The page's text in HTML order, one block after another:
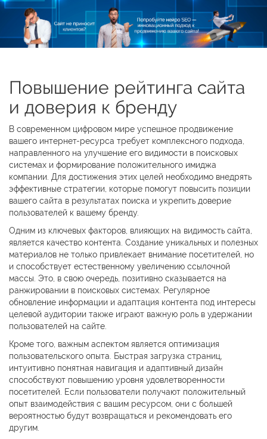
Повышение рейтинга сайта
и доверия к бренду
В современном цифровом мире успешное продвижение
вашего интернет-ресурса требует комплексного подхода,
направленного на улучшение его видимости в поисковых
системах и формирование положительного имиджа
компании. Для достижения этих целей необходимо внедрять
эффективные стратегии, которые помогут повысить позиции
вашего сайта в результатах поиска и укрепить доверие
пользователей к вашему бренду.
Одним из ключевых факторов, влияющих на видимость сайта,
является качество контента. Создание уникальных и полезных
материалов не только привлекает внимание посетителей, но
и способствует естественному увеличению ссылочной
массы. Это, в свою очередь, позитивно сказывается на
ранжировании в поисковых системах. Регулярное
обновление информации и адаптация контента под интересы
целевой аудитории также играют важную роль в удержании
пользователей на сайте.
Кроме того, важным аспектом является оптимизация
пользовательского опыта. Быстрая загрузка страниц,
интуитивно понятная навигация и адаптивный дизайн
способствуют повышению уровня удовлетворенности
посетителей. Если пользователи получают положительный
опыт взаимодействия с вашим ресурсом, они с большей
вероятностью будут возвращаться и рекомендовать его
другим.